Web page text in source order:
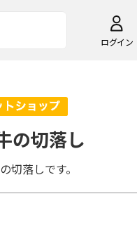
ログイン
の切落し
切落しです。